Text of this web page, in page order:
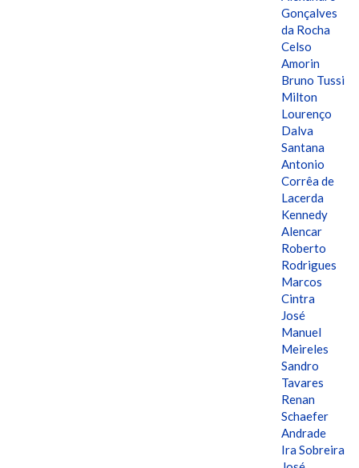
Gonçalves
da Rocha
Celso
Amorin
Bruno Tussi
Milton
Lourenço
Dalva
Santana
Antonio
Corrêa de
Lacerda
Kennedy
Alencar
Roberto
Rodrigues
Marcos
Cintra
José
Manuel
Meireles
Sandro
Tavares
Renan
Schaefer
Andrade
Ira Sobreira